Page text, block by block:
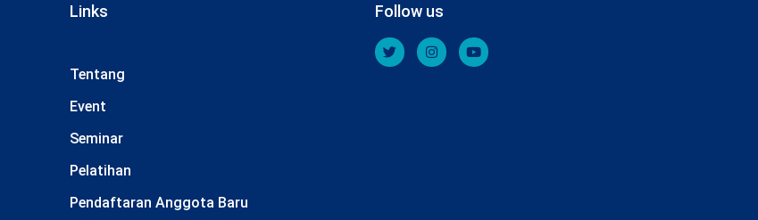
Links
Tentang
Event
Seminar
Pelatihan
Pendaftaran Anggota Baru
Follow us